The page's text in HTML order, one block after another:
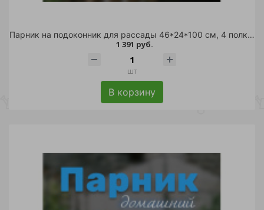
Парник на подоконник для рассады 46*24*100 см, 4 полки с чехлом, зеленый /
1 391 руб.
шт
В корзину